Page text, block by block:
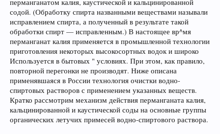
перманганатом калия, каустической и кальцинированной
содой. (Обработку спирта названными веществами называли
исправлением спирта, а полученный в результате такой
обработки спирт — исправленным.) В настоящее вр^мя
перманганат калия применяется в промышленной технологии
приготовления некоторых высокосортных водок и широко
Используется в бытовых " условиях. При этом, как правило,
повторной перегонки не производят. Ниже описана
применявшаяся в России технология очистки водно-
спиртовых растворов с применением указанных веществ.
Кратко рассмотрим механизм действия перманганата калия,
кальцинированной и каустической соды на основные группы
органических летучих примесей водно-спиртового раствора.